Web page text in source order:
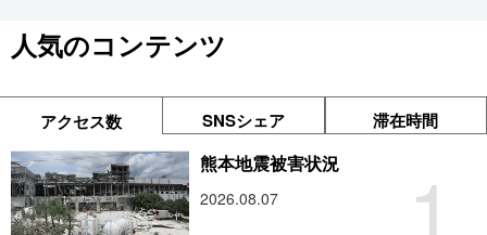
人気のコンテンツ
アクセス数 SNSシェア 滞在時間
1
熊本地震被害状況
2026.08.07